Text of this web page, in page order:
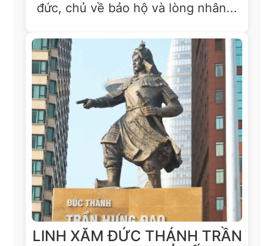
đức, chủ về bảo hộ và lòng nhân...
LINH XĂM ĐỨC THÁNH TRẦN